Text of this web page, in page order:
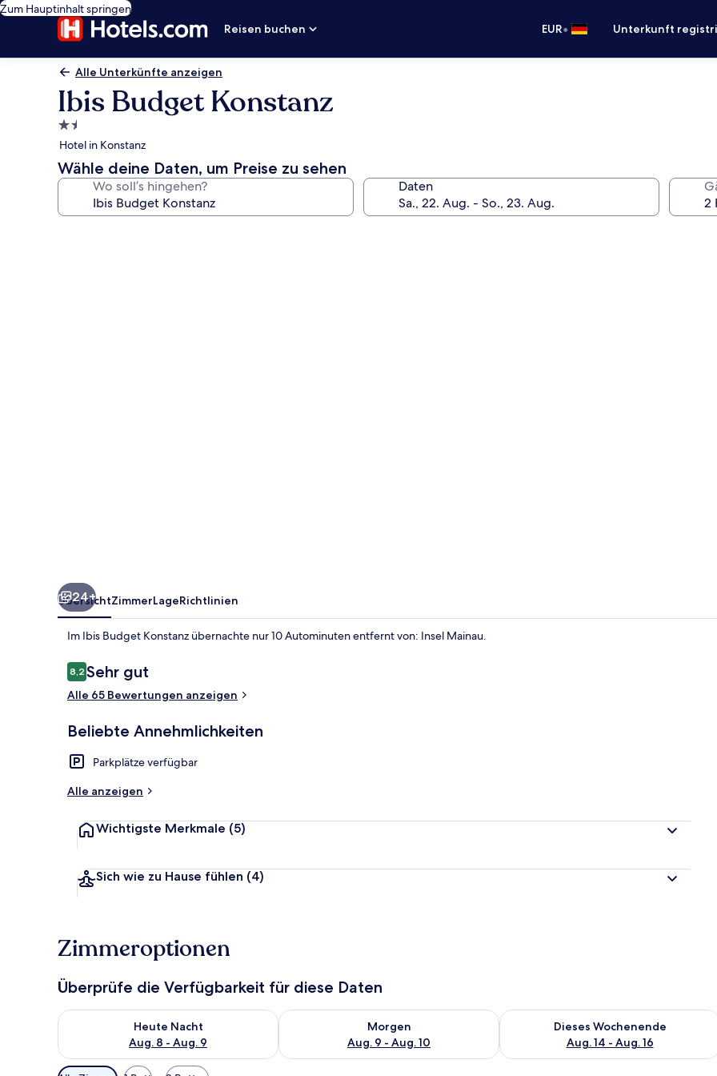
Zum Hauptinhalt springen
Reisen buchen
EUR• Unterkunft
Alle Unterkünfte anzeigen
Ibis Budget Konstanz
1.5-
Sterne-
Unterkunft
Hotel in Konstanz
Wähle deine Daten, um Preise zu sehen
Wo soll’s hingehen? Daten
24+
ÜbersichtZimmerLageRichtlinien
Im Ibis Budget Konstanz übernachte nur 10 Autominuten entfernt von: Insel Mainau.
Bewertungen
8,28,2 von 10.
Sehr gut
Alle 65 Bewertungen anzeigen
Beliebte Annehmlichkeiten
Parkplätze verfügbar
Alle anzeigen
Wichtigste Merkmale (5)
Sich wie zu Hause fühlen (4)
Zimmeroptionen
Überprüfe die Verfügbarkeit für diese Daten
Heute Nacht
Aug. 8 - Aug. 9
Überprüfe die Verfügbarkeit für heute Nacht, Aug. 8 - Aug. 9.
Morgen
Aug. 9 - Aug. 10
Überprüfe die Verfügbarkeit für morgen, Aug. 9 - Aug. 10.
Dieses Wochenende
Aug. 14 - Aug. 16
Überprüfe die Verfügbarkeit für